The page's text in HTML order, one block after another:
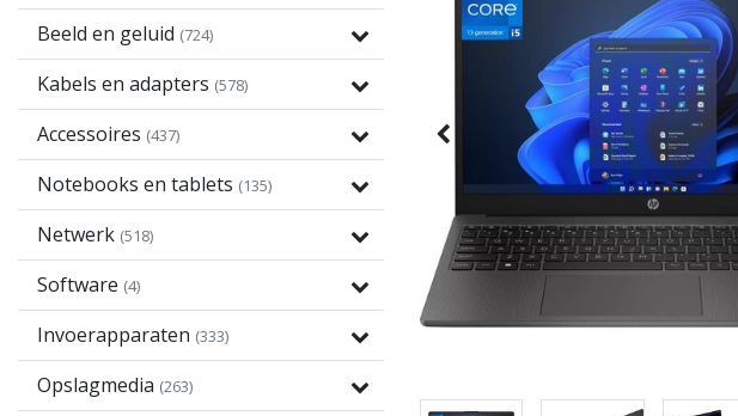
Beeld en geluid (724)
Kabels en adapters (578)
Accessoires (437)
Notebooks en tablets (135)
Netwerk (518)
Software (4)
Invoerapparaten (333)
Opslagmedia (263)